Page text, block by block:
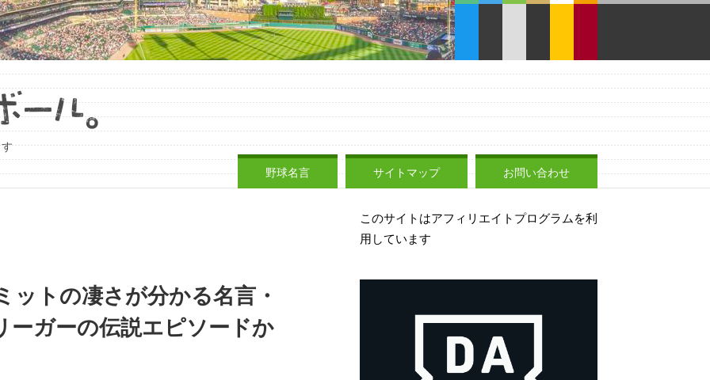
野球名言 サイトマップ お問い合わせ
ットの凄さが分かる名言・
ーガーの伝説エピソードか
このサイトはアフィリエイトプログラムを利
用しています